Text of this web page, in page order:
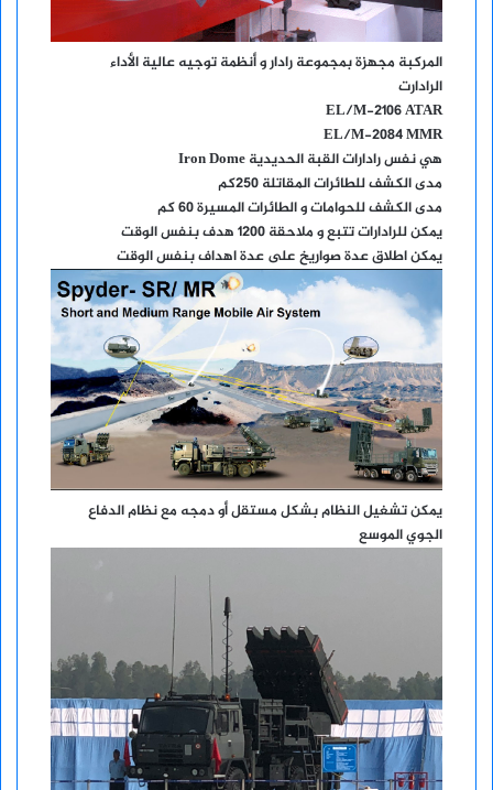
المركبة مجهزة بمجموعة رادار و أنظمة توجيه عالية الأداء
الرادارت
EL/M-2106 ATAR
EL/M-2084 MMR
هي نفس رادارات القبة الحديدية Iron Dome
مدى الكشف للطائرات المقاتلة 250كم
مدى الكشف للحوامات و الطائرات المسيرة 60 كم
يمكن للرادارات تتبع و ملاحقة 1200 هدف بنفس الوقت
يمكن اطلاق عدة صواريخ على عدة اهداف بنفس الوقت
يمكن تشغيل النظام بشكل مستقل أو دمجه مع نظام الدفاع
الجوي الموسع